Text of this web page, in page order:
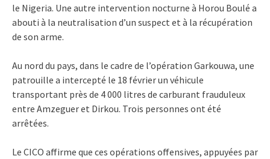
le Nigeria. Une autre intervention nocturne à Horou Boulé a
abouti à la neutralisation d’un suspect et à la récupération
de son arme.
Au nord du pays, dans le cadre de l’opération Garkouwa, une
patrouille a intercepté le 18 février un véhicule
transportant près de 4 000 litres de carburant frauduleux
entre Amzeguer et Dirkou. Trois personnes ont été
arrêtées.
Le CICO affirme que ces opérations offensives, appuyées par